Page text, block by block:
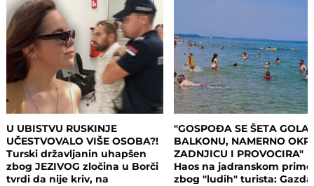
U UBISTVU RUSKINJE
UČESTVOVALO VIŠE OSOBA?!
Turski državljanin uhapšen
zbog JEZIVOG zločina u Borči
tvrdi da nije kriv, na
"GOSPOĐA SE ŠETA GOLA
BALKONU, NAMERNO
ZADNJICU I PROVOCIRA"
Haos na jadranskom
zbog "ludih" turista: